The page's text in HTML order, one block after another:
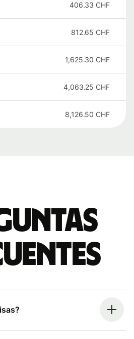
406.33 CHF
812.65 CHF
1,625.30 CHF
4,063.25 CHF
8,126.50 CHF